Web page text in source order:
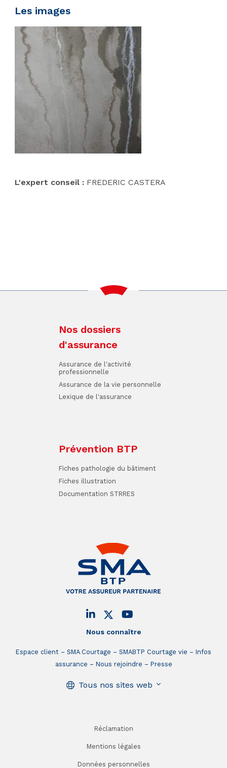
Les images
L'expert conseil : FREDERIC CASTERA
Nous connaître
Espace client SMA Courtage SMABTP Courtage vie
Infos
assurance
Nous rejoindre Presse
Tous nos sites web
Nos dossiers
d'assurance
Assurance de l'activité
professionnelle
Assurance de la vie personnelle
Lexique de l'assurance
Prévention BTP
Fiches pathologie du bâtiment
Fiches illustration
Documentation STRRES
Réclamation
Mentions légales
Données personnelles